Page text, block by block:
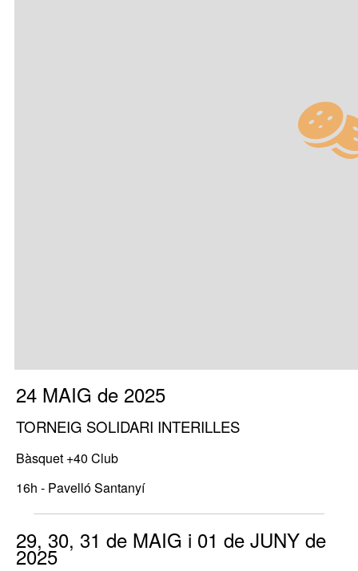
24 MAIG de 2025
TORNEIG SOLIDARI INTERILLES
Bàsquet +40 Club
16h - Pavelló Santanyí
29, 30, 31 de MAIG i 01 de JUNY de
2025